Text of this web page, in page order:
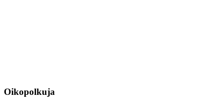
Oikopolkuja